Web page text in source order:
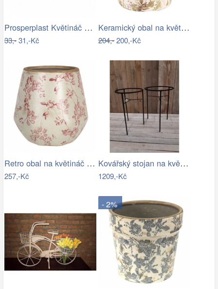
Prosperplast Květináč Coubi Square s…
33,-31,-Kč
Keramický obal na květináč s lučními…
204,-200,-Kč
Retro obal na květináč s růžovými květy…
257,-Kč
Kovářský stojan na květináč
1209,-Kč
- 2%